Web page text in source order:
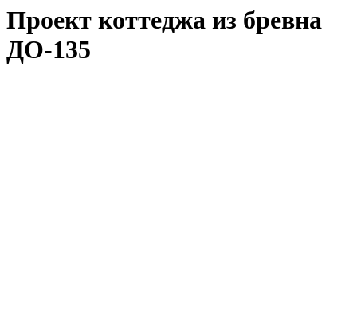
Проект коттеджа из бревна
ДО-135